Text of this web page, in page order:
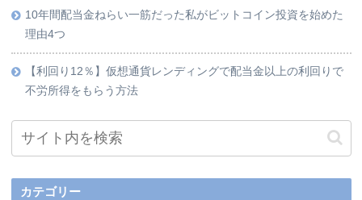
10年間配当金ねらい一筋だった私がビットコイン投資を始めた
理由4つ
【利回り12％】仮想通貨レンディングで配当金以上の利回りで
不労所得をもらう方法
カテゴリー